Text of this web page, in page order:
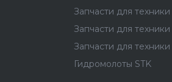
Запчасти для техники
Запчасти для
Запчасти для
Гидромолоты STK